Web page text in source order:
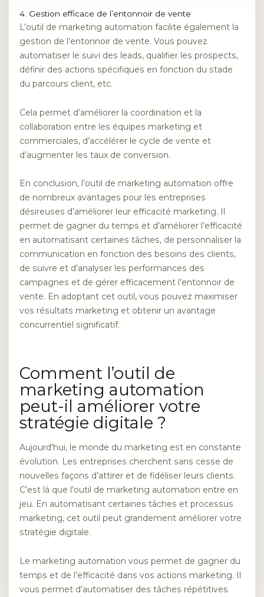
4. Gestion efficace de l’entonnoir de vente
L’outil de marketing automation facilite également la
gestion de l’entonnoir de vente. Vous pouvez
automatiser le suivi des leads, qualifier les prospects,
définir des actions spécifiques en fonction du stade
du parcours client, etc.
Cela permet d’améliorer la coordination et la
collaboration entre les équipes marketing et
commerciales, d’accélérer le cycle de vente et
d’augmenter les taux de conversion.
En conclusion, l’outil de marketing automation offre
de nombreux avantages pour les entreprises
désireuses d’améliorer leur efficacité marketing. Il
permet de gagner du temps et d’améliorer l’efficacité
en automatisant certaines tâches, de personnaliser la
communication en fonction des besoins des clients,
de suivre et d’analyser les performances des
campagnes et de gérer efficacement l’entonnoir de
vente. En adoptant cet outil, vous pouvez maximiser
vos résultats marketing et obtenir un avantage
concurrentiel significatif.
Comment l’outil de
marketing automation
peut-il améliorer votre
stratégie digitale ?
Aujourd’hui, le monde du marketing est en constante
évolution. Les entreprises cherchent sans cesse de
nouvelles façons d’attirer et de fidéliser leurs clients.
C’est là que l’outil de marketing automation entre en
jeu. En automatisant certaines tâches et processus
marketing, cet outil peut grandement améliorer votre
stratégie digitale.
Le marketing automation vous permet de gagner du
temps et de l’efficacité dans vos actions marketing. Il
vous permet d’automatiser des tâches répétitives